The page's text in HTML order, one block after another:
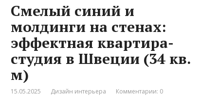
Смелый синий и
молдинги на стенах:
эффектная квартира-
студия в Швеции (34 кв.
м)
15.05.2025 Дизайн интерьера Комментарии: 0